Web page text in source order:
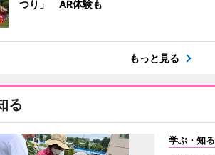
つり」 AR体験も
もっと見る
る
学ぶ・知る